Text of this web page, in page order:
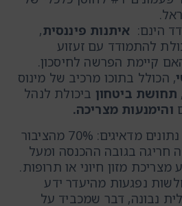
הינם: איתנות פיננסית,
להתמודד עם זעזוע
קיימת הפרשה לחיסכון.
, הכולל בתוכו מרכיב של מינוס
תחושת ביטחון ביכולת לנהל
והימנעות מצריכה.
ממדד פעמונים עולים נתונים מדאיגים: 70% מהציבור
חריגה בגובה ההכנסה ומעל
מזון חיוני או תרופות.
נפגעות מהיעדר ידע
נבונה, דבר שמכביד על